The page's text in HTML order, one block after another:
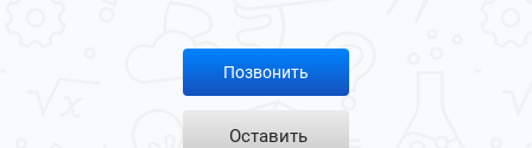
Позвонить
Оставить